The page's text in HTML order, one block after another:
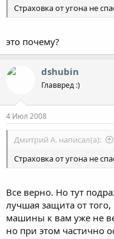
Страховка от угона не
это почему?
dshubin
Главвред :)
4 Июл 2008
Дмитрий А. написал(а):
Страховка от угона не
Все верно. Но тут
лучшая защита от
машины к вам уже не
но при этом частично